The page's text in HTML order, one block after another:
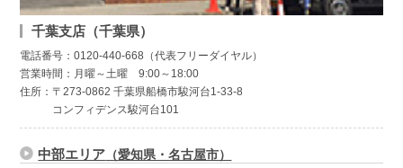
千葉支店（千葉県）
電話番号：0120-440-668（代表フリーダイヤル）
営業時間：月曜～土曜 9:00～18:00
住所：〒273-0862 千葉県船橋市駿河台1-33-8
コンフィデンス駿河台101
中部エリア （愛知県・名古屋市）